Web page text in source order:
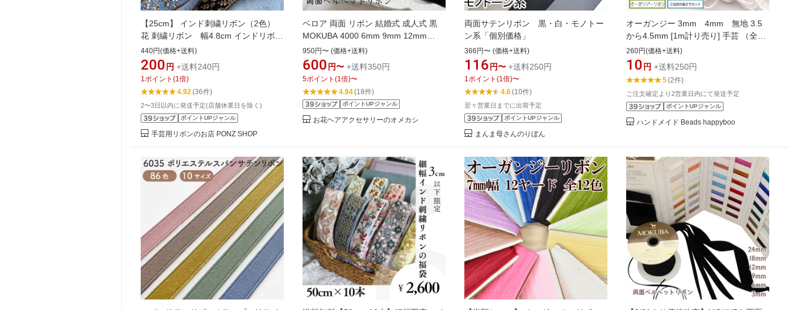
【25cm】 インド刺繍リボン（2色）
花 刺繍リボン 幅4.8cm インドリボン
リボン インド おしゃれ ピアス イヤリ
ング ハンドメイド 手芸 アクセサリー
材料 素材 パーツ ショルダー ストラ
ップ 商用
440円(価格+送料)
200 円 +送料240円
1 ポイント (1 倍)
4.92 (36件)
2〜3日以内に発送予定(店舗休業日を除く)
ポイントUPジャンル
手芸用リボンのお店 PONZ SHOP
ベロア 両面 リボン 結婚式 成人式 黒
MOKUBA 4000 6mm 9mm 12mm
18mm 24mm 【MOKUBAリボン ダブ
ルフェイス ブラック ベルベットリボ
ン】 36mm 48mm 装飾 高級 手芸 ハン
ドメイド 髪飾り クリスマス 卒業式 ベ
ッチン ベロアリボン 木馬 ヘアアクセ
ベルベット ドレス 日本製
950円〜 (価格+送料)
600 円〜 +送料350円
5ポイント (1 倍)〜
4.94(18件)
ポイントUPジャンル
お花ヘアアクセサリーのオメカシ
両面サテンリボン 黒・白・モノトー
ン系「個別価格」
366円〜 (価格+送料)
116 円〜 +送料250円
1 ポイント (1 倍)〜
4.6(10件)
翌々営業日までに出荷予定
ポイントUPジャンル
まんま母さんのりぼん
オーガンジー 3mm 4mm 無地 3.5
から4.5mm [1m計り売り] 手芸 （全28
色）3mm/4mm オーガンジーリボン
260円(価格+送料)
10 円 +送料250円
5(2件)
ご注文確定より2営業日内にて発送予定
ポイントUPジャンル
ハンドメイド Beads happyboo